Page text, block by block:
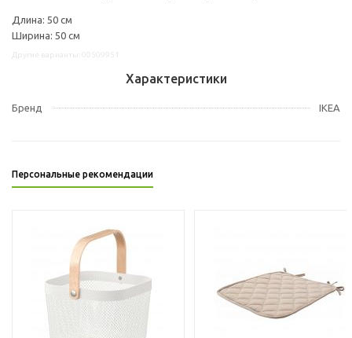
Длина: 50 см
Ширина: 50 см
Характеристики
Бренд IKEA
Персональные рекомендации